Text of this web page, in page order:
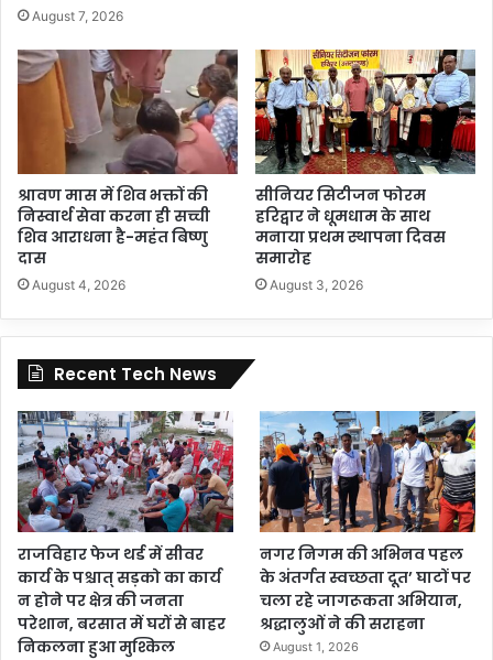
August 7, 2026
श्रावण मास में शिव भक्तों की
निस्वार्थ सेवा करना ही सच्ची
शिव आराधना है-महंत बिष्णु
दास
August 4, 2026
सीनियर सिटीजन फोरम
हरिद्वार ने धूमधाम के साथ
मनाया प्रथम स्थापना दिवस
समारोह
August 3, 2026
Recent Tech News
राजविहार फेज थर्ड में सीवर
कार्य के पश्चात् सड़को का कार्य
न होने पर क्षेत्र की जनता
परेशान, बरसात में घरों से बाहर
निकलना हुआ मुश्किल
नगर निगम की अभिनव पहल
के अंतर्गत स्वच्छता दूत’ घाटों पर
चला रहे जागरूकता अभियान,
श्रद्धालुओं ने की सराहना
August 1, 2026